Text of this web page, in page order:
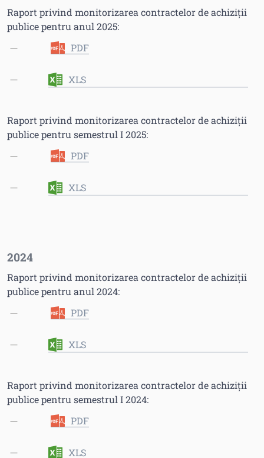
Raport privind monitorizarea contractelor de achiziții
publice pentru anul 2025:
PDF
XLS
Raport privind monitorizarea contractelor de achiziții
publice pentru semestrul I 2025:
PDF
XLS
2024
Raport privind monitorizarea contractelor de achiziții
publice pentru anul 2024:
PDF
XLS
Raport privind monitorizarea contractelor de achiziții
publice pentru semestrul I 2024:
PDF
XLS